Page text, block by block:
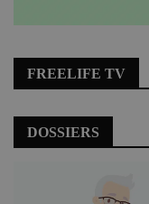
FREELIFE TV
DOSSIERS